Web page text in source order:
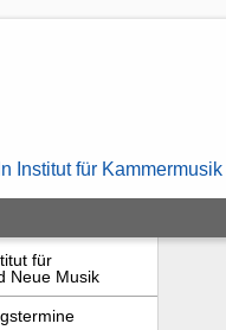
für
Neue Musik